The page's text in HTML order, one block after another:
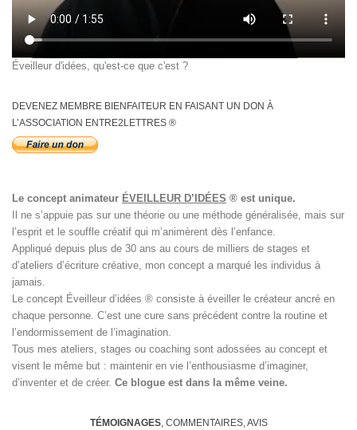
Éveilleur d'idées, qu'est-ce que c'est ?
DEVENEZ MEMBRE BIENFAITEUR EN FAISANT UN DON À
L’ASSOCIATION ENTRE2LETTRES ®
Le concept animateur ÉVEILLEUR D’IDÉES ® est unique.
Il ne s’appuie pas sur une théorie ou une méthode généralisée, mais sur
l’esprit et le souffle créatif qui m’animèrent dès l’enfance.
Appliqué depuis plus de 30 ans au cours de milliers de stages et
d’ateliers d’écriture créative, mon concept a marqué les individus à
jamais.
Le concept Éveilleur d’idées ® consiste à éveiller le créateur ancré en
chaque personne. C’est une cure sans précédent contre la routine et
l’endormissement de l’imagination.
Tous mes ateliers, stages ou coaching sont adossées au concept et
visent le même but : maintenir en vie l’enthousiasme d’imaginer,
d’inventer et de créer. Ce blogue est dans la même veine.
TÉMOIGNAGES, COMMENTAIRES, AVIS